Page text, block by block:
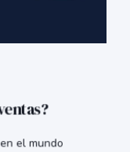
el mundo